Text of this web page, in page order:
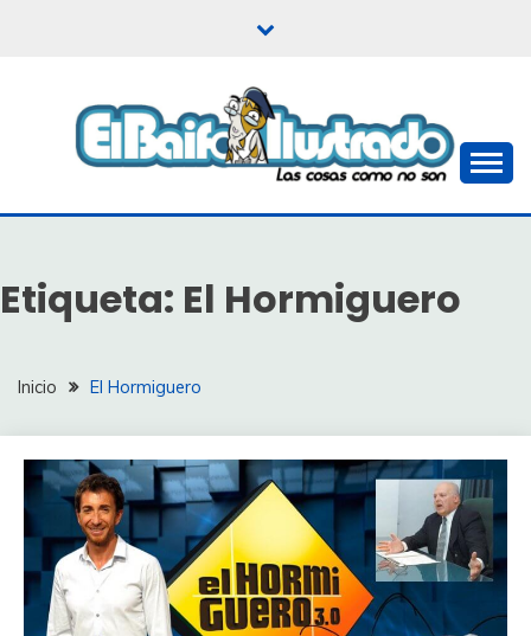
EL BAIFO ILUSTRADO
Etiqueta: El Hormiguero
Inicio El Hormiguero